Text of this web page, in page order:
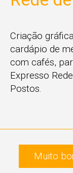
Criação
cardápio de
com cafés,
Expresso
Postos.
Muito